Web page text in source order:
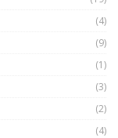
| Phổ cập
(4)
(9)
(1)
(3)
(2)
(4)